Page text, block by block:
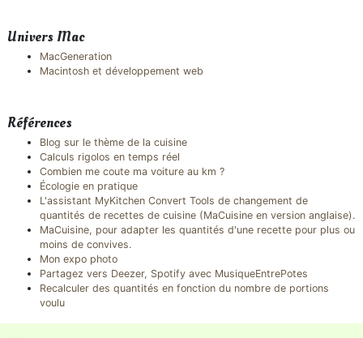
Univers Mac
MacGeneration
Macintosh et développement web
Références
Blog sur le thème de la cuisine
Calculs rigolos en temps réel
Combien me coute ma voiture au km ?
Écologie en pratique
L'assistant MyKitchen Convert Tools de changement de
quantités de recettes de cuisine (MaCuisine en version anglaise).
MaCuisine, pour adapter les quantités d'une recette pour plus ou
moins de convives.
Mon expo photo
Partagez vers Deezer, Spotify avec MusiqueEntrePotes
Recalculer des quantités en fonction du nombre de portions
voulu